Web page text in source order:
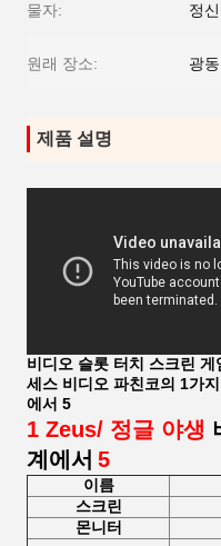
물자: 정신
원래 장소: 광
제품 설명
비디오 슬롯 터치 스크린
세스 비디오 파친코의 1가
에서 5
1 Zeus/ 정글 야생
계에서 5
이름
스크린
몬니터